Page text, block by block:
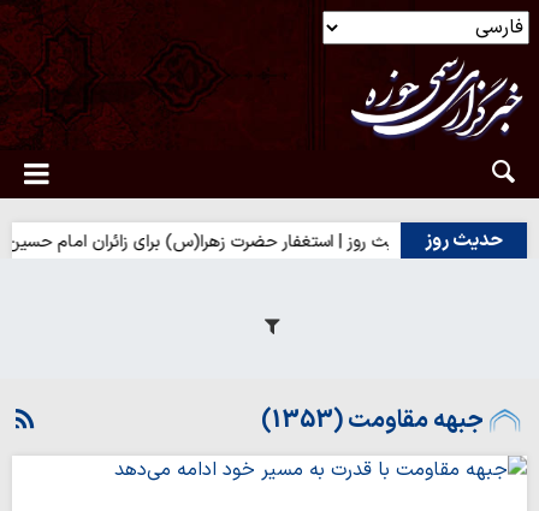
حدیث روز
حدیث روز | استغفار حضرت زهرا(س) برای زائران امام حسین(ع)
جبهه مقاومت (1353)